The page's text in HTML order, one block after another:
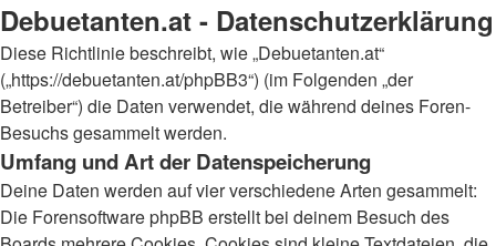
Debuetanten.at - Datenschutzerklärung
Diese Richtlinie beschreibt, wie „Debuetanten.at“
(„https://debuetanten.at/phpBB3“) (im Folgenden „der
Betreiber“) die Daten verwendet, die während deines Foren-
Besuchs gesammelt werden.
Umfang und Art der Datenspeicherung
Deine Daten werden auf vier verschiedene Arten gesammelt:
Die Forensoftware phpBB erstellt bei deinem Besuch des